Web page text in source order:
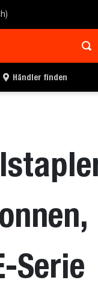
Händler finden
Serie